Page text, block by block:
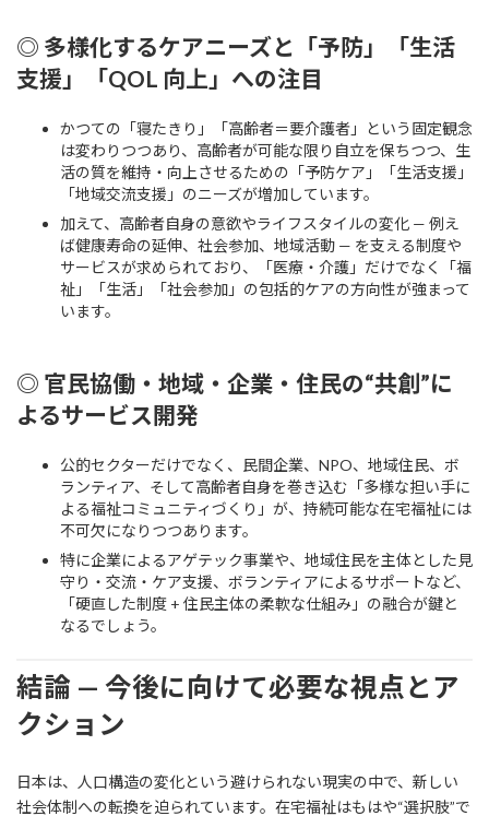
◎ 多様化するケアニーズと「予防」「生活
支援」「QOL 向上」への注目
かつての「寝たきり」「高齢者＝要介護者」という固定観念
は変わりつつあり、高齢者が可能な限り自立を保ちつつ、生
活の質を維持・向上させるための「予防ケア」「生活支援」
「地域交流支援」のニーズが増加しています。
加えて、高齢者自身の意欲やライフスタイルの変化 — 例え
ば健康寿命の延伸、社会参加、地域活動 — を支える制度や
サービスが求められており、「医療・介護」だけでなく「福
祉」「生活」「社会参加」の包括的ケアの方向性が強まって
います。
◎ 官民協働・地域・企業・住民の“共創”に
よるサービス開発
公的セクターだけでなく、民間企業、NPO、地域住民、ボ
ランティア、そして高齢者自身を巻き込む「多様な担い手に
よる福祉コミュニティづくり」が、持続可能な在宅福祉には
不可欠になりつつあります。
特に企業によるアゲテック事業や、地域住民を主体とした見
守り・交流・ケア支援、ボランティアによるサポートなど、
「硬直した制度 + 住民主体の柔軟な仕組み」の融合が鍵と
なるでしょう。
結論 — 今後に向けて必要な視点とア
クション
日本は、人口構造の変化という避けられない現実の中で、新しい
社会体制への転換を迫られています。在宅福祉はもはや“選択肢”で